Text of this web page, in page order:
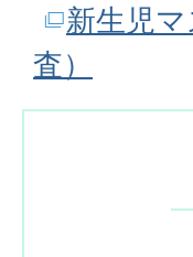
新生児
査）